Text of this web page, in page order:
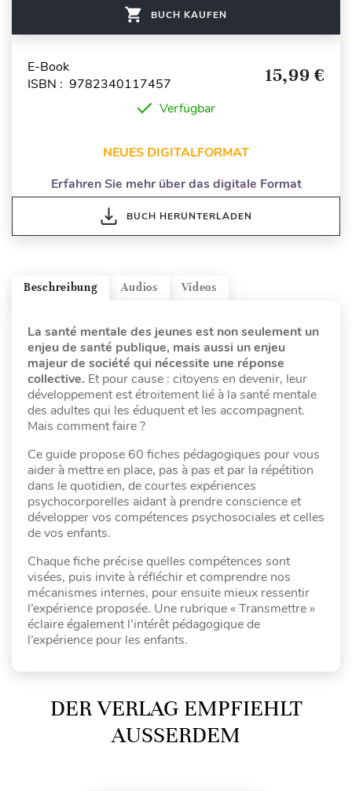
BUCH KAUFEN
E-Book
ISBN : 9782340117457
15,99 €
Verfügbar
NEUES DIGITALFORMAT
Erfahren Sie mehr über das digitale Format
BUCH HERUNTERLADEN
Videos
Audios
Beschreibung
La santé mentale des jeunes est non seulement un
enjeu de santé publique, mais aussi un enjeu
majeur de société qui nécessite une réponse
collective. Et pour cause : citoyens en devenir, leur
développement est étroitement lié à la santé mentale
des adultes qui les éduquent et les accompagnent.
Mais comment faire ?
Ce guide propose 60 fiches pédagogiques pour vous
aider à mettre en place, pas à pas et par la répétition
dans le quotidien, de courtes expériences
psychocorporelles aidant à prendre conscience et
développer vos compétences psychosociales et celles
de vos enfants.
Chaque fiche précise quelles compétences sont
visées, puis invite à réfléchir et comprendre nos
mécanismes internes, pour ensuite mieux ressentir
l’expérience proposée. Une rubrique « Transmettre »
éclaire également l’intérêt pédagogique de
l’expérience pour les enfants.
DER VERLAG EMPFIEHLT
AUSSERDEM